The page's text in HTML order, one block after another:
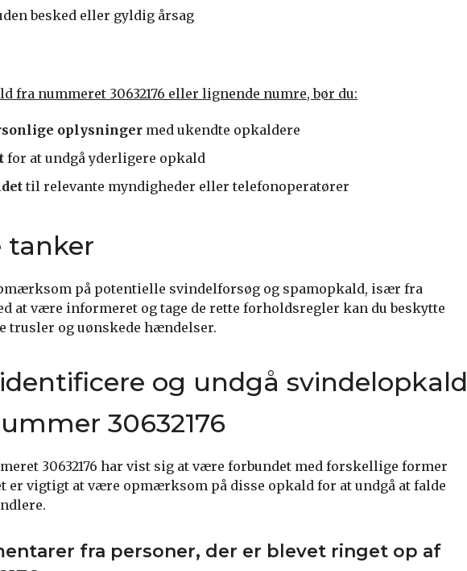
besked eller gyldig årsag
fra nummeret 30632176 eller lignende numre, bør du:
oplysninger med ukendte opkaldere
for at undgå yderligere opkald
til relevante myndigheder eller telefonoperatører
tanker
på potentielle svindelforsøg og spamopkald, især fra
at være informeret og tage de rette forholdsregler kan du beskytte
trusler og uønskede hændelser.
og undgå svindelopkald
30632176
30632176 har vist sig at være forbundet med forskellige former
er vigtigt at være opmærksom på disse opkald for at undgå at falde
fra personer, der er blevet ringet op af